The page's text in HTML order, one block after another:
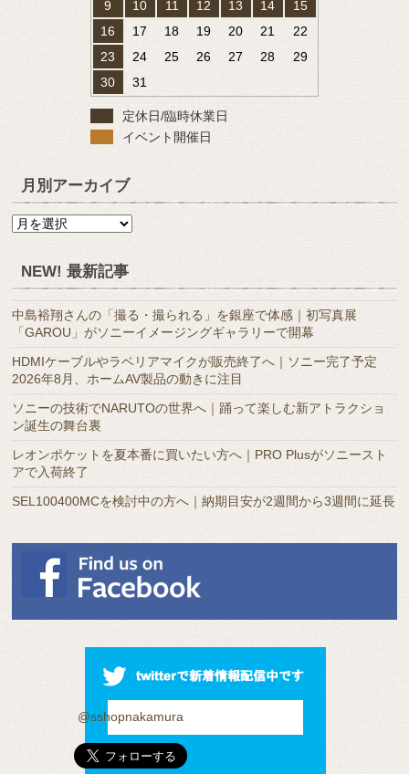
9
10 11 12 13 14
15
16
17 18 19 20 21
22
23
24 25 26 27 28
29
30
31
定休日/臨時休業日
イベント開催日
月別アーカイブ
月
別
ー
カ
イ
ブ
NEW! 最新記事
中島裕翔さんの「撮る・撮られる」を銀座で体感｜初写真展
「GAROU」がソニーイメージングギャラリーで開幕
HDMIケーブルやラベリアマイクが販売終了へ｜ソニー完了予定
2026年8月、ホームAV製品の動きに注目
ソニーの技術でNARUTOの世界へ｜踊って楽しむ新アトラクショ
ン誕生の舞台裏
レオンポケットを夏本番に買いたい方へ｜PRO Plusがソニースト
アで入荷終了
SEL100400MCを検討中の方へ｜納期目安が2週間から3週間に延長
@sshopnakamura